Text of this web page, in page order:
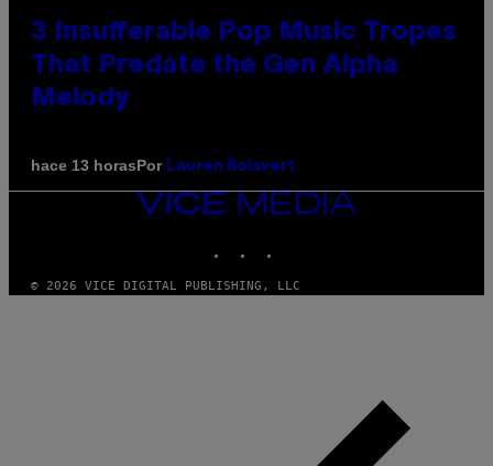
3 Insufferable Pop Music Tropes
That Predate the Gen Alpha
Melody
hace 13 horasPor Lauren Boisvert
VICE
MEDIA
© 2026 VICE DIGITAL PUBLISHING, LLC